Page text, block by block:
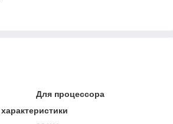
Для процессора